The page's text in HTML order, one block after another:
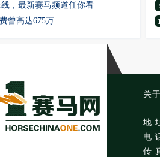
，最新赛马频道任你看
曾高达675万...
关
地
电
传